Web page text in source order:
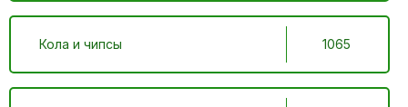
Кола и чипсы 1065